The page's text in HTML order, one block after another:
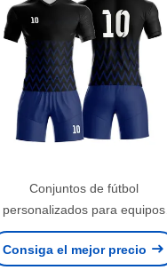
Conjuntos de fútbol
personalizados para equipos
infantiles, uniformes de fútbol
transpirables de secado rápido
Consiga el mejor precio